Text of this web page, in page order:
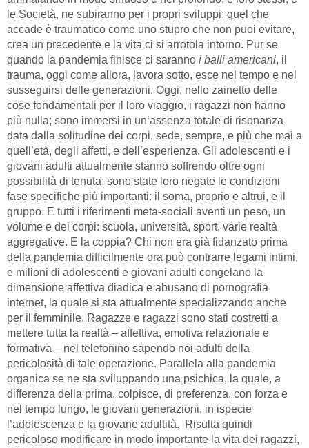
le Società, ne subiranno per i propri sviluppi: quel che
accade è traumatico come uno stupro che non puoi evitare,
crea un precedente e la vita ci si arrotola intorno. Pur se
quando la pandemia finisce ci saranno i balli americani, il
trauma, oggi come allora, lavora sotto, esce nel tempo e nel
susseguirsi delle generazioni. Oggi, nello zainetto delle
cose fondamentali per il loro viaggio, i ragazzi non hanno
più nulla; sono immersi in un’assenza totale di risonanza
data dalla solitudine dei corpi, sede, sempre, e più che mai a
quell’età, degli affetti, e dell’esperienza. Gli adolescenti e i
giovani adulti attualmente stanno soffrendo oltre ogni
possibilità di tenuta; sono state loro negate le condizioni
fase specifiche più importanti: il soma, proprio e altrui, e il
gruppo. E tutti i riferimenti meta-sociali aventi un peso, un
volume e dei corpi: scuola, università, sport, varie realtà
aggregative. E la coppia? Chi non era già fidanzato prima
della pandemia difficilmente ora può contrarre legami intimi,
e milioni di adolescenti e giovani adulti congelano la
dimensione affettiva diadica e abusano di pornografia
internet, la quale si sta attualmente specializzando anche
per il femminile. Ragazze e ragazzi sono stati costretti a
mettere tutta la realtà – affettiva, emotiva relazionale e
formativa – nel telefonino sapendo noi adulti della
pericolosità di tale operazione. Parallela alla pandemia
organica se ne sta sviluppando una psichica, la quale, a
differenza della prima, colpisce, di preferenza, con forza e
nel tempo lungo, le giovani generazioni, in ispecie
l’adolescenza e la giovane adultità. Risulta quindi
pericoloso modificare in modo importante la vita dei ragazzi,